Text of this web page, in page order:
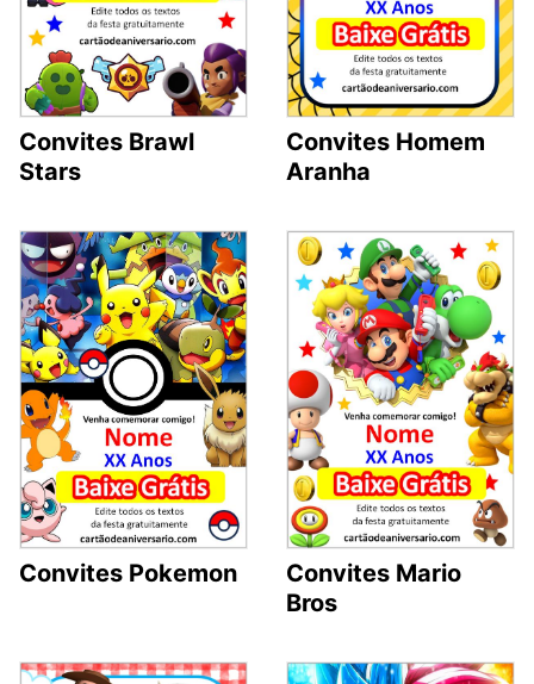
Convites Brawl
Stars
Convites Homem
Aranha
Convites Pokemon
Convites Mario
Bros